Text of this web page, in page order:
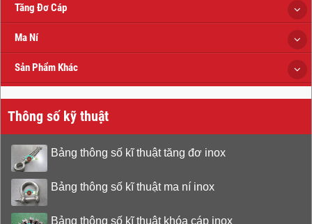
Tăng Đơ Cáp
Ma Ní
Sản Phẩm Khác
Thông số kỹ thuật
Bảng thông số kĩ thuật tăng đơ inox
Bảng thông số kĩ thuật ma ní inox
Bảng thông số kĩ thuật khóa cáp inox